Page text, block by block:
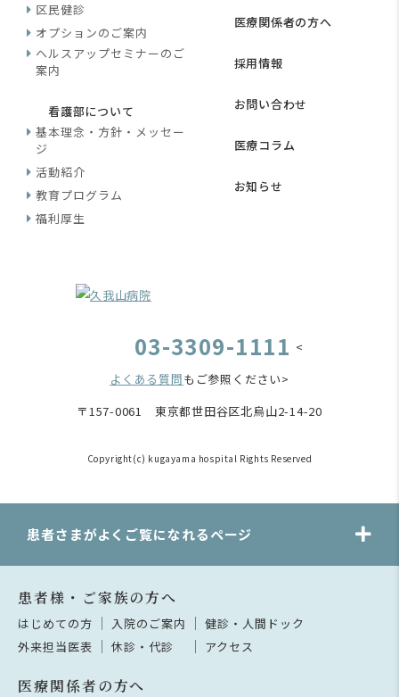
区民健診
オプションのご案内
ヘルスアップセミナーのご
案内
看護部について
基本理念・方針・メッセー
ジ
活動紹介
教育プログラム
福利厚生
医療関係者の方へ
採用情報
お問い合わせ
医療コラム
お知らせ
03-3309-1111 <
よくある質問もご参照ください>
〒157-0061 東京都世田谷区北烏山2-14-20
Copyright(c) kugayama hospital Rights Reserved
患者さまがよくご覧になれるページ
患者様・ご家族の方へ
はじめての方 入院のご案内
健診・人間ドック
外来担当医表
休診・代診 アクセス
医療関係者の方へ